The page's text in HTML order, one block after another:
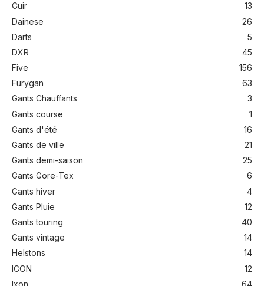
Cuir
13
Dainese
26
Darts
5
DXR
45
Five
156
Furygan
63
Gants Chauffants
3
Gants course
1
Gants d'été
16
Gants de ville
21
Gants demi-saison
25
Gants Gore-Tex
6
Gants hiver
4
Gants Pluie
12
Gants touring
40
Gants vintage
14
Helstons
14
ICON
12
Ixon
64